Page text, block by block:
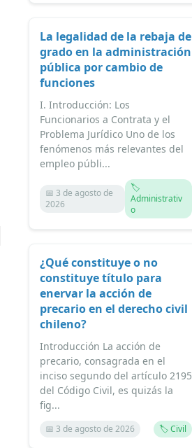
La legalidad de la rebaja de
grado en la administración
pública por cambio de
funciones
I. Introducción: Los
Funcionarios a Contrata y el
Problema Jurídico Uno de los
fenómenos más relevantes del
empleo públi...
📅 3 de agosto de
2026
🏷️
Administrativ
o
¿Qué constituye o no
constituye título para
enervar la acción de
precario en el derecho civil
chileno?
Introducción La acción de
precario, consagrada en el
inciso segundo del artículo 2195
del Código Civil, es quizás la
fig...
📅 3 de agosto de 2026 🏷️ Civil